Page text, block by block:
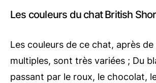
Les couleurs du chat British
Les couleurs de ce chat, après
multiples, sont très variées ; Du
passant par le roux, le chocolat,